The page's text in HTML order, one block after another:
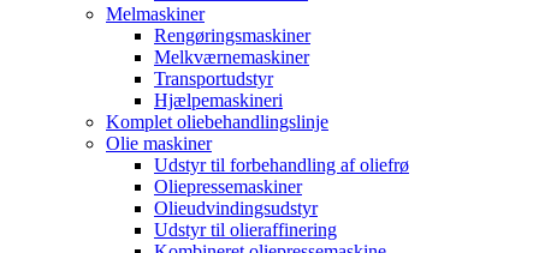
Melmaskiner
Rengøringsmaskiner
Melkværnemaskiner
Transportudstyr
Hjælpemaskineri
Komplet oliebehandlingslinje
Olie maskiner
Udstyr til forbehandling af oliefrø
Oliepressemaskiner
Olieudvindingsudstyr
Udstyr til olieraffinering